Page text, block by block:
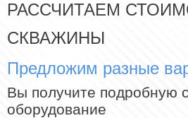
РАССЧИТАЕМ
СКВАЖИНЫ
Предложим разные
Вы получите подробную
оборудование